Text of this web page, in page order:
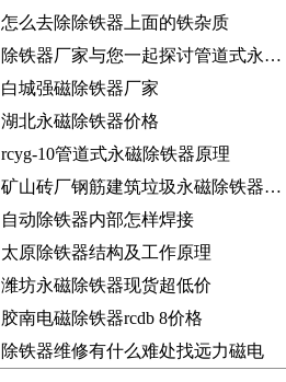
怎么去除除铁器上面的铁杂质
除铁器厂家与您一起探讨管道式永磁除铁器
白城强磁除铁器厂家
湖北永磁除铁器价格
rcyg-10管道式永磁除铁器原理
矿山砖厂钢筋建筑垃圾永磁除铁器自动卸铁
自动除铁器内部怎样焊接
太原除铁器结构及工作原理
潍坊永磁除铁器现货超低价
胶南电磁除铁器rcdb 8价格
除铁器维修有什么难处找远力磁电